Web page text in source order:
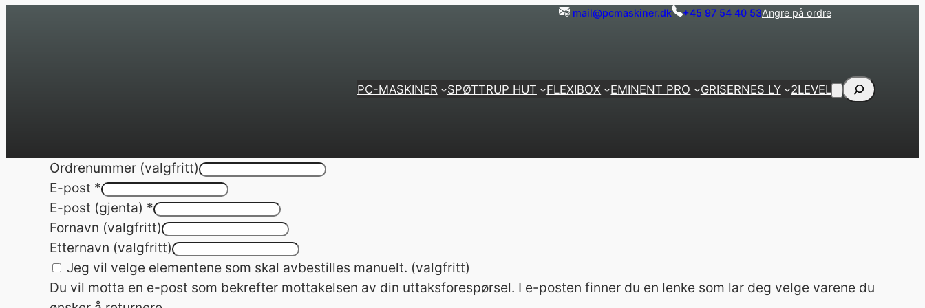
mail@pcmaskiner.dk +45 97 54 40 53Angre på ordre
PC-MASKINER SPØTTRUP HUT FLEXIBOX EMINENT PRO GRISERNES LY 2LEVEL Søk
Ordrenummer (valgfritt)
E-post *
E-post (gjenta) *
Fornavn (valgfritt)
Etternavn (valgfritt)
Jeg vil velge elementene som skal avbestilles manuelt. (valgfritt)
Du vil motta en e-post som bekrefter mottakelsen av din uttaksforespørsel. I e-posten finner du en lenke som lar deg velge varene du